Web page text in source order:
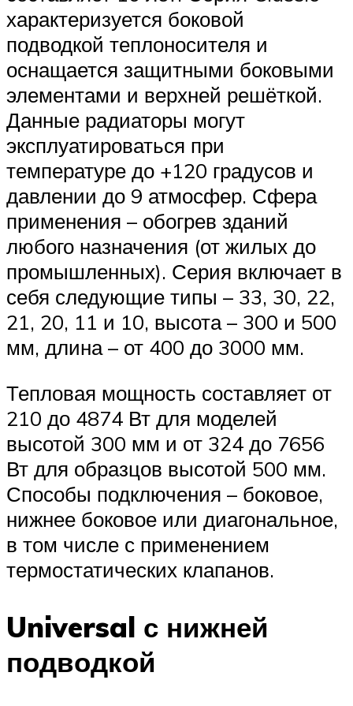
характеризуется боковой
подводкой теплоносителя и
оснащается защитными боковыми
элементами и верхней решёткой.
Данные радиаторы могут
эксплуатироваться при
температуре до +120 градусов и
давлении до 9 атмосфер. Сфера
применения – обогрев зданий
любого назначения (от жилых до
промышленных). Серия включает в
себя следующие типы – 33, 30, 22,
21, 20, 11 и 10, высота – 300 и 500
мм, длина – от 400 до 3000 мм.
Тепловая мощность составляет от
210 до 4874 Вт для моделей
высотой 300 мм и от 324 до 7656
Вт для образцов высотой 500 мм.
Способы подключения – боковое,
нижнее боковое или диагональное,
в том числе с применением
термостатических клапанов.
Universal с нижней
подводкой